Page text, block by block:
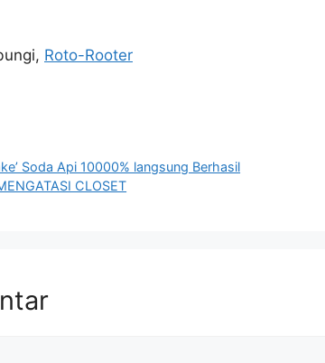
Roto-Rooter
Soda Api 10000% langsung Berhasil
CLOSET